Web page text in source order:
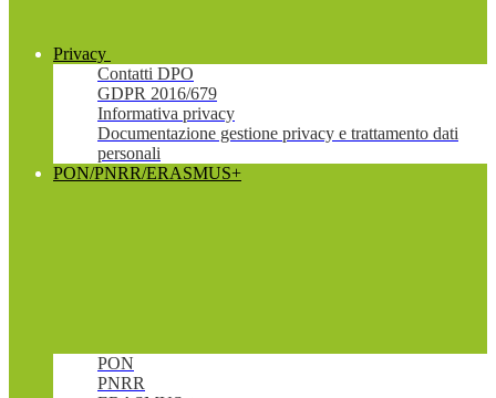
Privacy
Contatti DPO
GDPR 2016/679
Informativa privacy
Documentazione gestione privacy e trattamento dati
personali
PON/PNRR/ERASMUS+
PON
PNRR